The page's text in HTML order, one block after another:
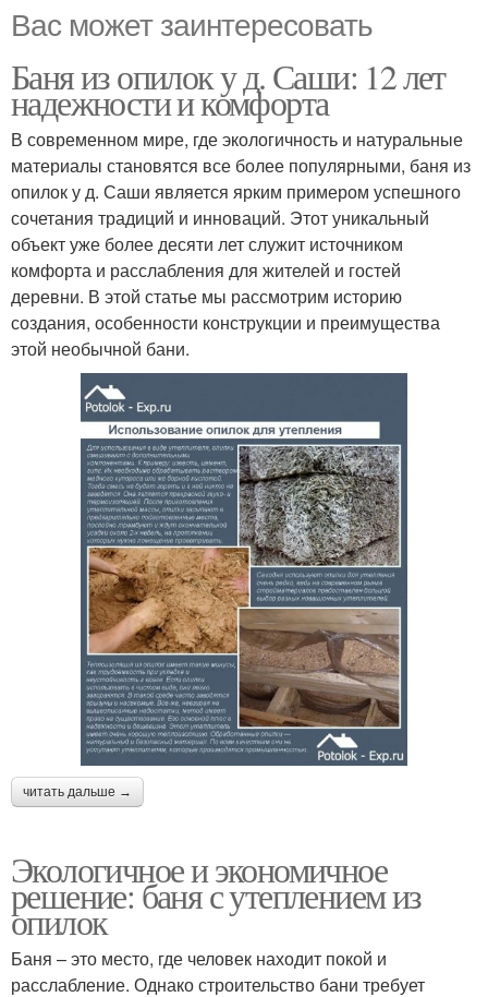
Вас может заинтересовать
Баня из опилок у д. Саши: 12 лет
надежности и комфорта
В современном мире, где экологичность и натуральные
материалы становятся все более популярными, баня из
опилок у д. Саши является ярким примером успешного
сочетания традиций и инноваций. Этот уникальный
объект уже более десяти лет служит источником
комфорта и расслабления для жителей и гостей
деревни. В этой статье мы рассмотрим историю
создания, особенности конструкции и преимущества
этой необычной бани.
читать дальше →
Экологичное и экономичное
решение: баня с утеплением из
опилок
Баня – это место, где человек находит покой и
расслабление. Однако строительство бани требует